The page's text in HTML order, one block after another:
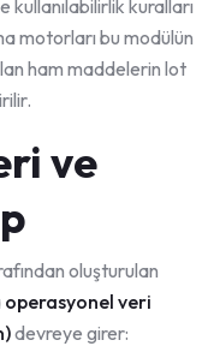
kullanılabilirlik kuralları
motorları bu modülün
ham maddelerin lot
ve
oluşturulan
operasyonel veri
devreye girer: